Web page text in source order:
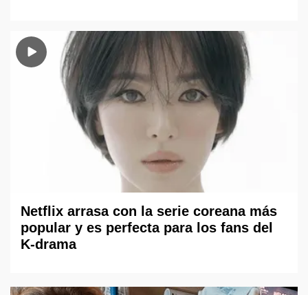
Netflix arrasa con la serie coreana más
popular y es perfecta para los fans del
K-drama